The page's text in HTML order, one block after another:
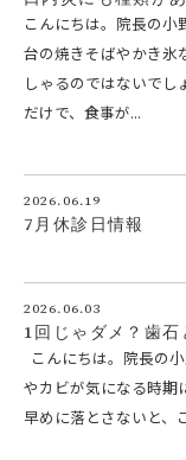
こんにちは。院長の小
台の焼きそばやかき氷
しゃるのではないで
だけで、食事が...
2026.06.19
7月休診日情報
2026.06.03
1回じゃダメ？歯
こんにちは。院長の
やカビが気になる時期
早めに落とさないと、